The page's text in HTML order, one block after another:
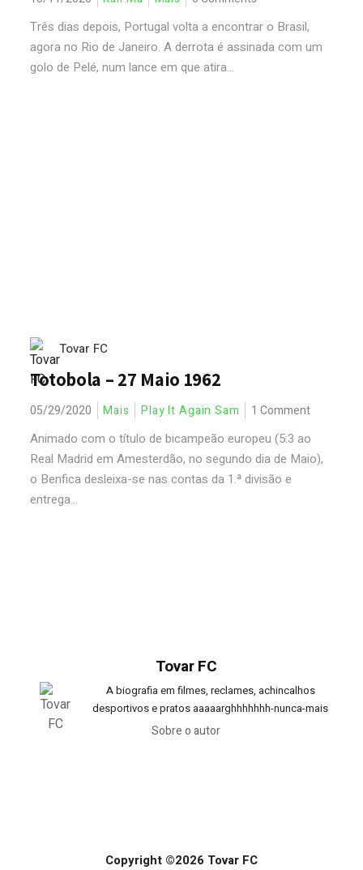
Três dias depois, Portugal volta a encontrar o Brasil,
agora no Rio de Janeiro. A derrota é assinada com um
golo de Pelé, num lance em que atira...
Tovar FC
Totobola – 27 Maio 1962
05/29/2020 Mais Play It Again Sam 1 Comment
Animado com o título de bicampeão europeu (5:3 ao
Real Madrid em Amesterdão, no segundo dia de Maio),
o Benfica desleixa-se nas contas da 1.ª divisão e
entrega...
Tovar FC
A biografia em filmes, reclames, achincalhos
desportivos e pratos aaaaarghhhhhhh-nunca-mais
Sobre o autor
Copyright ©2026 Tovar FC